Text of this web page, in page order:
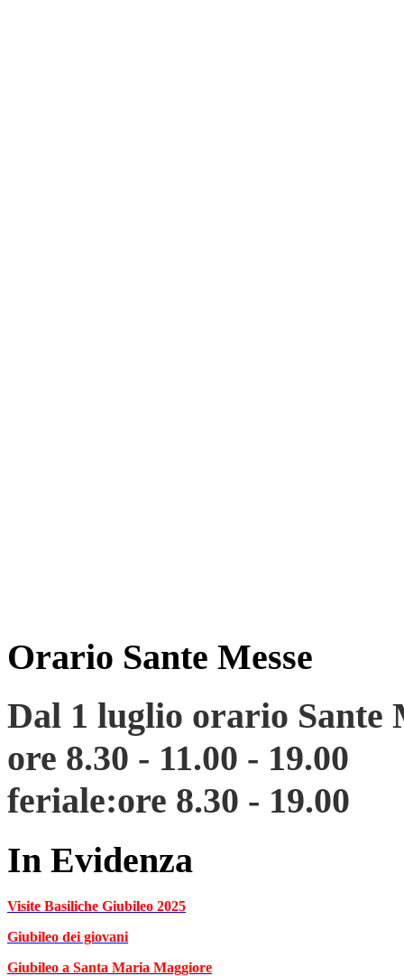
Orario Sante Messe
Dal 1 luglio orario Sante
ore 8.30 - 11.00 - 19.00
feriale:ore 8.30 - 19.00
In Evidenza
Visite Basiliche Giubileo 2025
Giubileo dei giovani
Giubileo a Santa Maria Maggiore